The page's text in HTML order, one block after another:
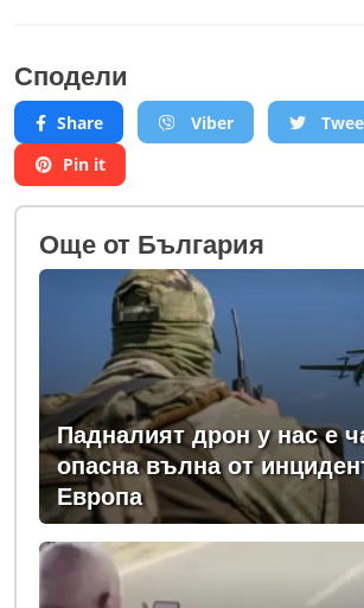
Сподели
Share Viber
Pin it
Oще от България
Падналият дрон у нас е
опасна вълна от
Европа